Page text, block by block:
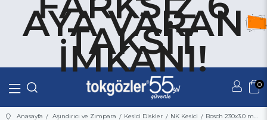
AYA VARAN
TAKSİT
İMKANI!
0
Üye Girişi Üye Ol
Anasayfa Aşındırıcı ve Zımpara Kesici Diskler NK Kesici Bosch 230x3.0 mm Expert for Metal Düz Kesme Diski